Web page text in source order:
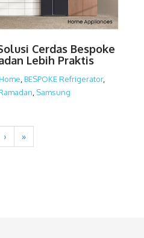
Cerdas Bespoke
Lebih Praktis
,BESPOKE Refrigerator,
, Samsung
› »